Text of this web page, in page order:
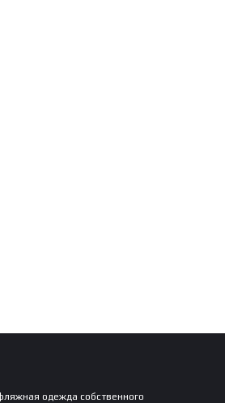
одежда собственного